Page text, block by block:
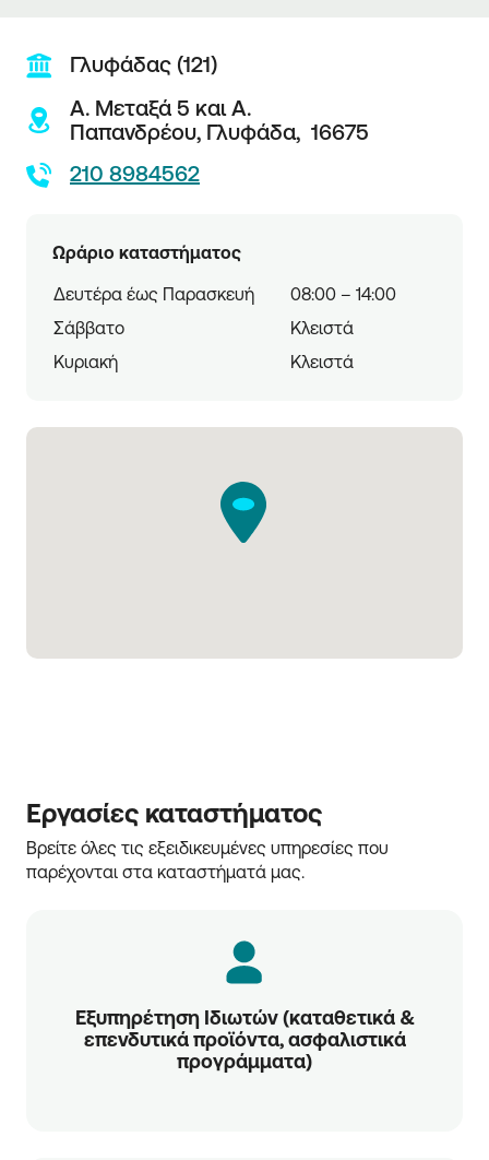
Γλυφάδας (121)
Α. Μεταξά 5 και Α.
Παπανδρέου, Γλυφάδα, 16675
210 8984562
Ωράριο καταστήματος
Δευτέρα έως Παρασκευή
08:00 – 14:00
Σάββατο
Κλειστά
Κυριακή
Κλειστά
Εργασίες καταστήματος
Βρείτε όλες τις εξειδικευμένες υπηρεσίες που
παρέχονται στα καταστήματά μας.
Εξυπηρέτηση Ιδιωτών (καταθετικά &
επενδυτικά προϊόντα, ασφαλιστικά
προγράμματα)